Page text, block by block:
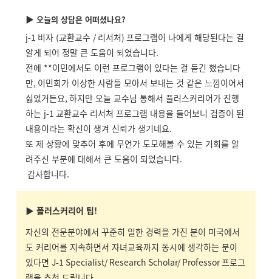
▶ 오늘의 상담은 어떠셨나요?
j-1 비자 (교환교수 /리서처) 프로그램이 나에게 해당된다는 걸
알게 되어 정말 큰 도움이 되었습니다.
전에 **이민에서도 이런 프로그램이 있다는 걸 듣긴 했습니다
만, 이민회가 이상한 사람들 모아서 보내는 것 같은 느낌이어서
싫었거든요, 하지만 오늘 교수님 통해서 플러스커리어가 진행
하는 j-1 교환교수 리서처 프로그램 내용을 들어보니 검증이 된
내용이라는 확신이 생겨 신뢰가 생기네요.
또 제 상황에 맞추어 후에 무언가 도모해볼 수 있는 기회를 알
려주신 부분에 대해서 큰 도움이 되었습니다.
감사합니다.
▶ 플러스커리어 팁!
자신의 전문분야에서 꾸준히 일한 경력을 가진 분이 미국에서
도 커리어를 지속하면서 자녀교육까지 동시에 생각하는 분이
있다면 J-1 Specialist/ Research Scholar/ Professor프로그